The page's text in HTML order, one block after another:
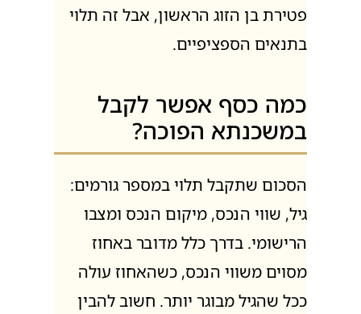
פטירת בן הזוג הראשון, אבל זה תלוי
בתנאים הספציפיים.
כמה כסף אפשר לקבל
במשכנתא הפוכה?
הסכום שתקבל תלוי במספר גורמים:
גיל, שווי הנכס, מיקום הנכס ומצבו
הרישומי. בדרך כלל מדובר באחוז
מסוים משווי הנכס, כשהאחוז עולה
ככל שהגיל מבוגר יותר. חשוב להבין